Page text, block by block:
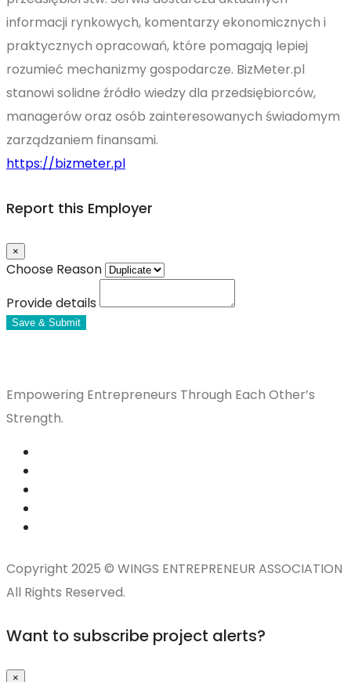
informacji rynkowych, komentarzy ekonomicznych i
praktycznych opracowań, które pomagają lepiej
rozumieć mechanizmy gospodarcze. BizMeter.pl
stanowi solidne źródło wiedzy dla przedsiębiorców,
managerów oraz osób zainteresowanych świadomym
zarządzaniem finansami.
https://bizmeter.pl
Report this Employer
×
Choose Reason
Provide details
Save & Submit
Empowering Entrepreneurs Through Each Other’s
Strength.
Copyright 2025 © WINGS ENTREPRENEUR ASSOCIATION
All Rights Reserved.
Want to subscribe project alerts?
×